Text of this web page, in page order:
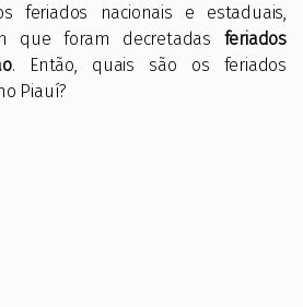
feriados nacionais e estaduais,
que foram decretadas feriados
. Então, quais são os feriados
Piauí?